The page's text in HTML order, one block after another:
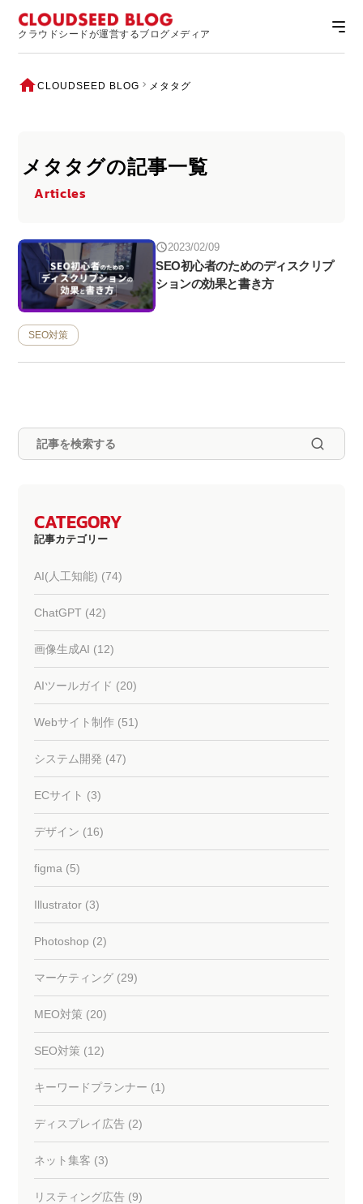
クラウドシードが運営するブログメディア
CLOUDSEED BLOG メタタグ
メタタグの記事一覧
Articles
2023/02/09
SEO初心者のためのディスクリプ
ションの効果と書き方
SEO対策
CATEGORY
記事カテゴリー
AI(人工知能) (74)
ChatGPT (42)
画像生成AI (12)
AIツールガイド (20)
Webサイト制作 (51)
システム開発 (47)
ECサイト (3)
デザイン (16)
figma (5)
Illustrator (3)
Photoshop (2)
マーケティング (29)
MEO対策 (20)
SEO対策 (12)
キーワードプランナー (1)
ディスプレイ広告 (2)
ネット集客 (3)
リスティング広告 (9)